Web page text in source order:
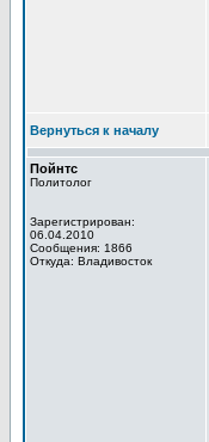
Вернуться к началу
Пойнтс
Политолог
Зарегистрирован:
06.04.2010
Сообщения: 1866
Откуда: Владивосток